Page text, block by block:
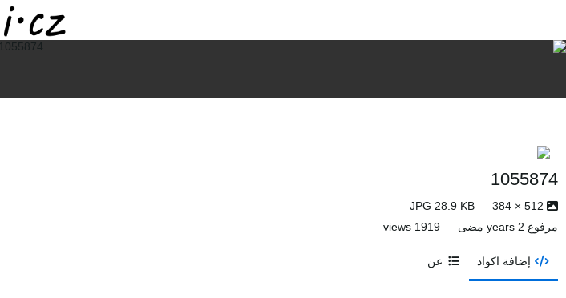
1055874
مرفوع 2 years مضى — 1919 views
إضافة اكواد عن